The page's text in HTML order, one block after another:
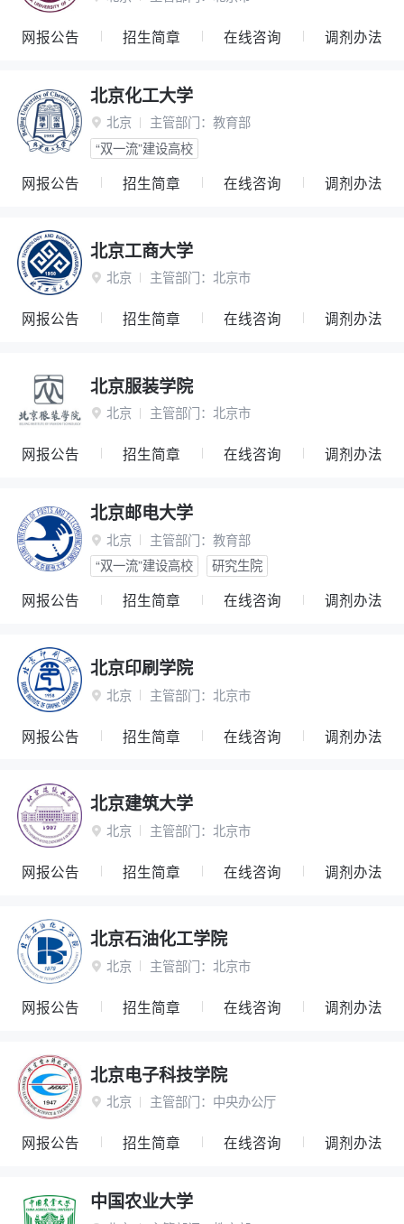
网报公告 招生简章 在线咨询 调剂办法
北京化工大学
 北京 主管部门： 教育部
“双一流”建设高校
网报公告 招生简章 在线咨询 调剂办法
北京工商大学
 北京 主管部门： 北京市
网报公告 招生简章 在线咨询 调剂办法
北京服装学院
 北京 主管部门： 北京市
网报公告 招生简章 在线咨询 调剂办法
北京邮电大学
 北京 主管部门： 教育部
“双一流”建设高校
研究生院
网报公告 招生简章 在线咨询 调剂办法
北京印刷学院
 北京 主管部门： 北京市
网报公告 招生简章 在线咨询 调剂办法
北京建筑大学
 北京 主管部门： 北京市
网报公告 招生简章 在线咨询 调剂办法
北京石油化工学院
 北京 主管部门： 北京市
网报公告 招生简章 在线咨询 调剂办法
北京电子科技学院
 北京 主管部门： 中央办公厅
网报公告 招生简章 在线咨询 调剂办法
中国农业大学